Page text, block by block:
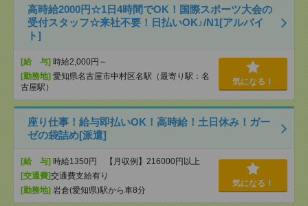
高時給2000円☆1日4時間でOK！国際スポーツ大会の
受付スタッフ☆来社不要！日払いOK♪/N1[アルバイ
ト]
[給 与] 時給2,000円～
[勤務地] 愛知県名古屋市中村区名駅（最寄り駅：名
古屋駅）
気になる！
座り仕事！給与即払いOK！高時給！土日休み！ガー
ゼの袋詰め[派遣]
[給 与] 時給1350円 【月収例】216000円以上
[交通費]交通費支給有り
[勤務地] 岩倉(愛知県)駅から車8分
気になる！